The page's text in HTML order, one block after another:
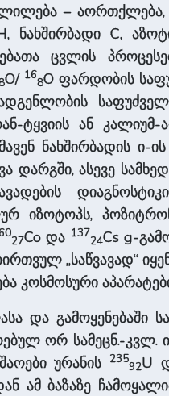
–
ნახშირბადი C,
ცვლის
O/ 16
8O ფარდობის
ტყვიის ან
ნახშირბადის ი-ის
დარგში, ასევე
იზოტოპს,
27Co და 137
24Cs g-
„საწვავად“
კოსმოსური
და გამოყენებაში
ორ სამეცნ.-კვლ.
ურანის 235
92U
ამ ბაზაზე